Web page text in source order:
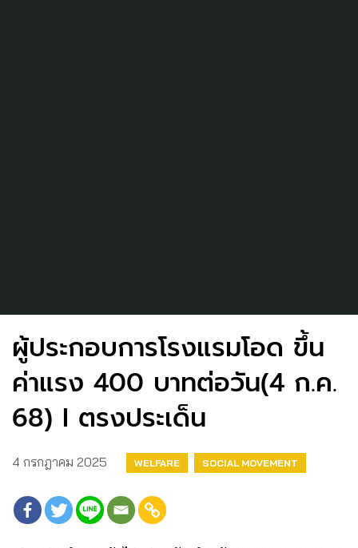
ผู้ประกอบการโรงแรมโอด ขึ้น
ค่าแรง 400 บาทต่อวัน(4 ก.ค.
68) I ตรงประเด็น
4 กรกฎาคม 2025 WELFARE SOCIAL MOVEMENT